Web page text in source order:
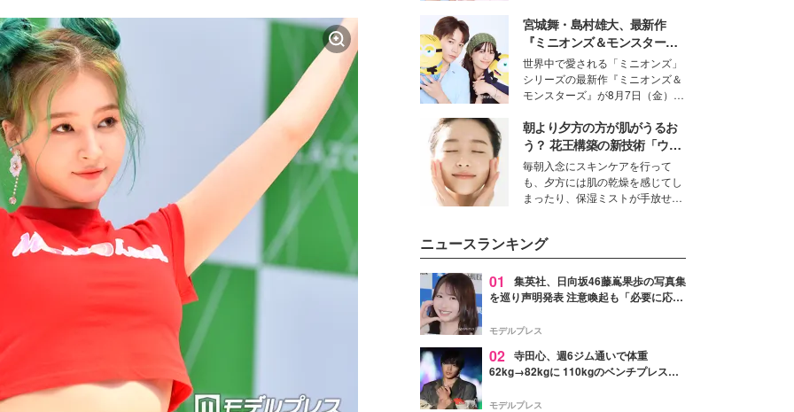
モデル・愛甲ひかりさんと橋下美
好さんを迎えて本音で女子会トー
ク。猛暑のお出かけを快適に過ご
すヒントや、2人が感動した夏の
生理の新常識にも迫りました。
宮城舞・島村雄大、最新作
『ミニオンズ＆モンスター
ズ』の魅力熱弁 ハチャメチャ
だけじゃない“友情と絆”に感
動
世界中で愛される「ミニオンズ」
シリーズの最新作『ミニオンズ＆
モンスターズ』が8月7日（金）に
ニオン好き”という共通点を持つモ
デルの宮城舞と島村雄大の特別対
談をお届け！それぞれの視点か
ら、今作ならではの魅力や予想外
の感動をもたらす奥深いストーリ
ーについて熱く語り合ってもらっ
朝より夕方の方が肌がうるお
う？ 花王構築の新技術「ウォ
ーターキャプチャリングスキ
ン（捕水肌）」がスキンケア
の常識を変える予感
毎朝入念にスキンケアを行って
も、夕方には肌の乾燥を感じてし
まったり、保湿ミストが手放せな
性を秘めた、革新的な「Water
Capturing Skin（ウォーターキャ
プチャリングスキン：捕水肌）」
技術を、花王が構築した。
ニュースランキング
01
集英社、日向坂46藤嶌果歩の写真集
を巡り声明発表 注意喚起も「必要に応じ
モデルプレス
02 寺田心、週6ジム通いで体重
62kg→82kgに 110kgのベンチプレス持
「かっこいい」と反響
モデルプレス